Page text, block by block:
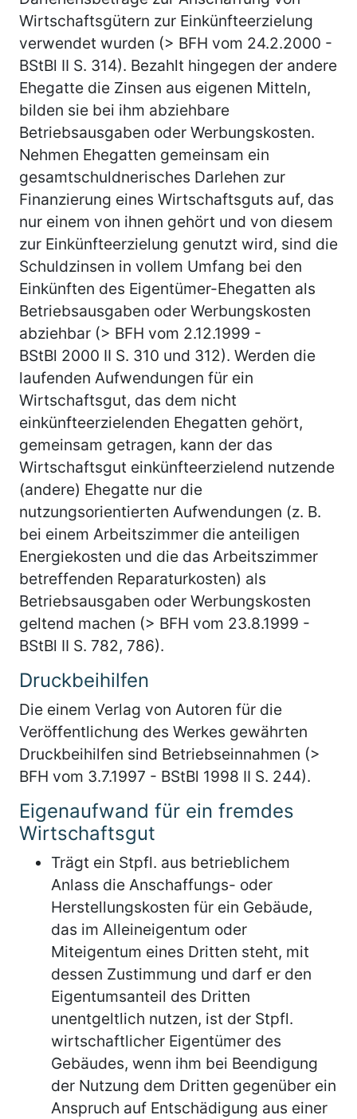
Wirtschaftsgütern zur Einkünfteerzielung
verwendet wurden (> BFH vom 24.2.2000 -
BStBl II S. 314). Bezahlt hingegen der andere
Ehegatte die Zinsen aus eigenen Mitteln,
bilden sie bei ihm abziehbare
Betriebsausgaben oder Werbungskosten.
Nehmen Ehegatten gemeinsam ein
gesamtschuldnerisches Darlehen zur
Finanzierung eines Wirtschaftsguts auf, das
nur einem von ihnen gehört und von diesem
zur Einkünfteerzielung genutzt wird, sind die
Schuldzinsen in vollem Umfang bei den
Einkünften des Eigentümer-Ehegatten als
Betriebsausgaben oder Werbungskosten
abziehbar (> BFH vom 2.12.1999 -
BStBl 2000 II S. 310 und 312). Werden die
laufenden Aufwendungen für ein
Wirtschaftsgut, das dem nicht
einkünfteerzielenden Ehegatten gehört,
gemeinsam getragen, kann der das
Wirtschaftsgut einkünfteerzielend nutzende
(andere) Ehegatte nur die
nutzungsorientierten Aufwendungen (z. B.
bei einem Arbeitszimmer die anteiligen
Energiekosten und die das Arbeitszimmer
betreffenden Reparaturkosten) als
Betriebsausgaben oder Werbungskosten
geltend machen (> BFH vom 23.8.1999 -
BStBl II S. 782, 786).
Druckbeihilfen
Die einem Verlag von Autoren für die
Veröffentlichung des Werkes gewährten
Druckbeihilfen sind Betriebseinnahmen (>
BFH vom 3.7.1997 - BStBl 1998 II S. 244).
Eigenaufwand für ein fremdes
Wirtschaftsgut
Trägt ein Stpfl. aus betrieblichem
Anlass die Anschaffungs- oder
Herstellungskosten für ein Gebäude,
das im Alleineigentum oder
Miteigentum eines Dritten steht, mit
dessen Zustimmung und darf er den
Eigentumsanteil des Dritten
unentgeltlich nutzen, ist der Stpfl.
wirtschaftlicher Eigentümer des
Gebäudes, wenn ihm bei Beendigung
der Nutzung dem Dritten gegenüber ein
Anspruch auf Entschädigung aus einer